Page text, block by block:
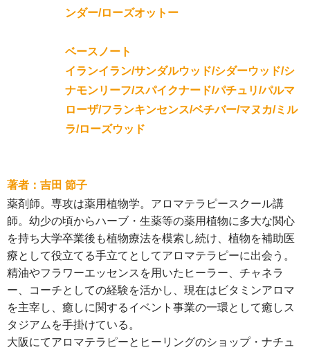
ンダー/ローズオットー
ベースノート
イランイラン/サンダルウッド/シダーウッド/シ
ナモンリーフ/スパイクナード/パチュリ/パルマ
ローザ/フランキンセンス/ベチバー/マヌカ/ミル
ラ/ローズウッド
著者：吉田 節子
薬剤師。専攻は薬用植物学。アロマテラピースクール講
師。幼少の頃からハーブ・生薬等の薬用植物に多大な関心
を持ち大学卒業後も植物療法を模索し続け、植物を補助医
療として役立てる手立てとしてアロマテラピーに出会う。
精油やフラワーエッセンスを用いたヒーラー、チャネラ
ー、コーチとしての経験を活かし、現在はビタミンアロマ
を主宰し、癒しに関するイベント事業の一環として癒しス
タジアムを手掛けている。
大阪にてアロマテラピーとヒーリングのショップ・ナチュ